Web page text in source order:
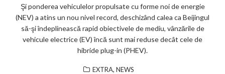
Şi ponderea vehiculelor propulsate cu forme noi de energie
(NEV) a atins un nou nivel record, deschizând calea ca Beijingul
să-şi îndeplinească rapid obiectivele de mediu, vânzările de
vehicule electrice (EV) încă sunt mai reduse decât cele de
hibride plug-in (PHEV).
EXTRA, NEWS